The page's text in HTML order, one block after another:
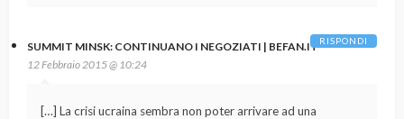
SUMMIT MINSK: CONTINUANO I NEGOZIATI | BEFAN.IT
12 Febbraio 2015 @ 10:24
[…] La crisi ucraina sembra non poter arrivare ad una
RISPONDI